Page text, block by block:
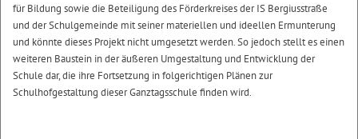
für Bildung sowie die Beteiligung des Förderkreises der IS Bergiusstraße
und der Schulgemeinde mit seiner materiellen und ideellen Ermunterung
und könnte dieses Projekt nicht umgesetzt werden. So jedoch stellt es einen
weiteren Baustein in der äußeren Umgestaltung und Entwicklung der
Schule dar, die ihre Fortsetzung in folgerichtigen Plänen zur
Schulhofgestaltung dieser Ganztagsschule finden wird.